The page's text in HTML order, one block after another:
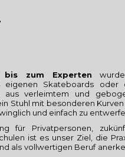
bis zum Experten
eigenen Skateboards oder
aus verleimtem und
Stuhl mit besonderen
und einfach zu
für Privatpersonen,
ist es unser Ziel, die
als vollwertigen Beruf